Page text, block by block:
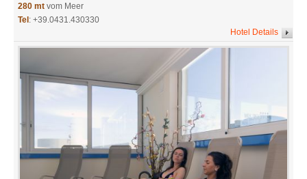
280 mt vom Meer
Tel: +39.0431.430330
Hotel Details